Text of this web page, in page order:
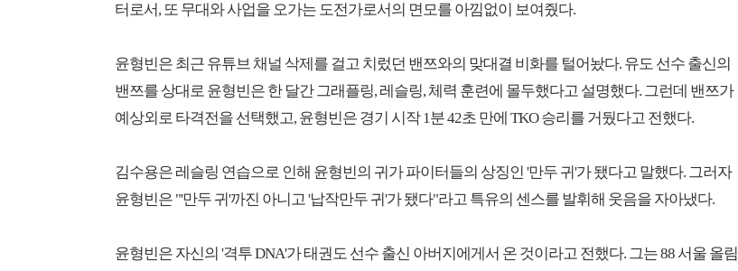
터로서, 또 무대와 사업을 오가는 도전가로서의 면모를 아낌없이 보여줬다.
윤형빈은 최근 유튜브 채널 삭제를 걸고 치렀던 밴쯔와의 맞대결 비화를 털어놨다. 유도 선수 출신의
밴쯔를 상대로 윤형빈은 한 달간 그래플링, 레슬링, 체력 훈련에 몰두했다고 설명했다. 그런데 밴쯔가
예상외로 타격전을 선택했고, 윤형빈은 경기 시작 1분 42초 만에 TKO 승리를 거뒀다고 전했다.
김수용은 레슬링 연습으로 인해 윤형빈의 귀가 파이터들의 상징인 '만두 귀'가 됐다고 말했다. 그러자
윤형빈은 "'만두 귀'까진 아니고 '납작만두 귀'가 됐다"라고 특유의 센스를 발휘해 웃음을 자아냈다.
윤형빈은 자신의 '격투 DNA'가 태권도 선수 출신 아버지에게서 온 것이라고 전했다. 그는 88 서울 올림